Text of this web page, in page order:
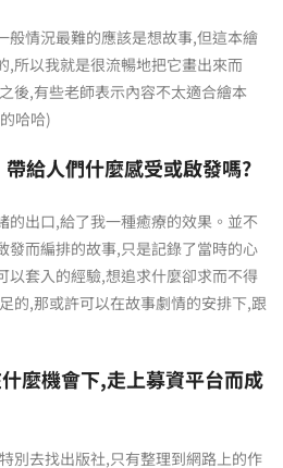
般情況最難的應該是想故事,但這本繪
,所以我就是很流暢地把它畫出來而
後,有些老師表示內容不太適合繪本
哈哈)
給人們什麼感受或啟發嗎?
的出口,給了我一種癒療的效果。並不
發而編排的故事,只是記錄了當時的心
以套入的經驗,想追求什麼卻求而不得
的,那或許可以在故事劇情的安排下,跟
麼機會下,走上募資平台而成
別去找出版社,只有整理到網路上的作